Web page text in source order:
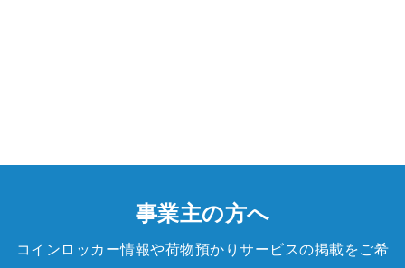
事業主の方へ
コインロッカー情報や荷物預かりサービスの掲載をご希